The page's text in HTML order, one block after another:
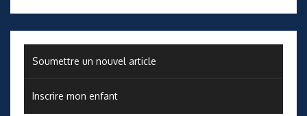
Soumettre un nouvel article
Inscrire mon enfant